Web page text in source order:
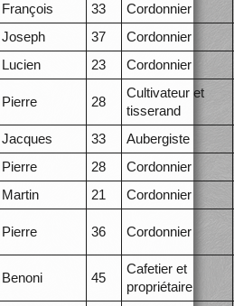
François 33
Cordonnier
Joseph 37
Cordonnier
Lucien 23 Cordonnier
Pierre 28
Cultivateur et
tisserand
Jacques 33
Aubergiste
Pierre 28
Cordonnier
Martin 21
Cordonnier
Pierre 36 Cordonnier
Benoni 45
Cafetier et
propriétaire